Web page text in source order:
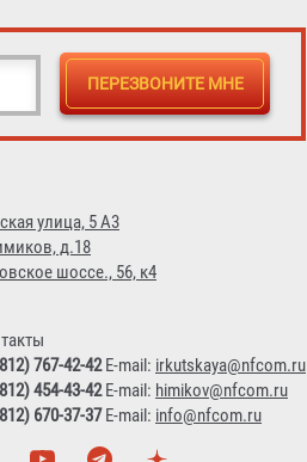
улица, 5 А3
д.18
шоссе., 56, к4
767-42-42E-mail: irkutskaya@nfcom.ru
454-43-42E-mail: himikov@nfcom.ru
670-37-37E-mail: info@nfcom.ru